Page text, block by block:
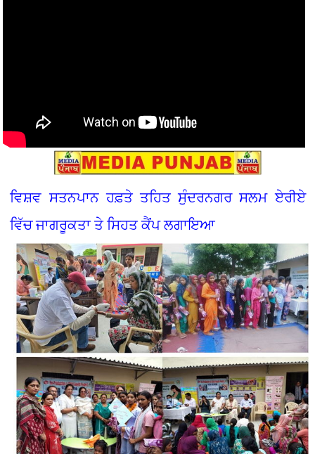
ਵਿਸ਼ਵ ਸਤਨਪਾਨ ਹਫ਼ਤੇ ਤਹਿਤ ਸੁੰਦਰਨਗਰ ਸਲਮ ਏਰੀਏ
ਵਿੱਚ ਜਾਗਰੂਕਤਾ ਤੇ ਸਿਹਤ ਕੈਂਪ ਲਗਾਇਆ